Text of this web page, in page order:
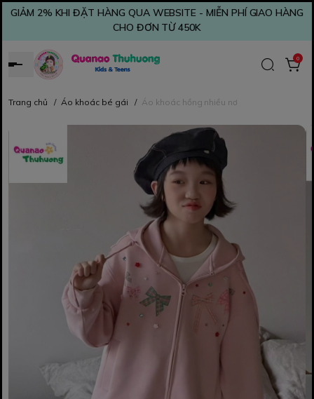
GIẢM 2% KHI ĐẶT HÀNG QUA WEBSITE - MIỄN PHÍ GIAO HÀNG
CHO ĐƠN TỪ 450K
0
Trang chủ / Áo khoác bé gái / Áo khoác hồng nhiều nơ